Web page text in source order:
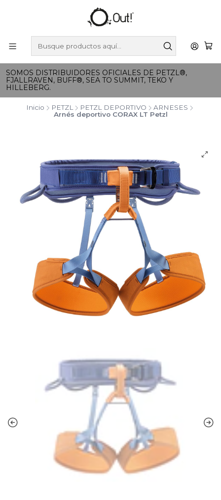
SOMOS DISTRIBUIDORES OFICIALES DE PETZL®,
FJALLRAVEN, BUFF®, SEA TO SUMMIT, TEKO Y
HILLEBERG.
Inicio PETZL PETZL DEPORTIVO
ARNESES
Arnés deportivo CORAX LT Petzl